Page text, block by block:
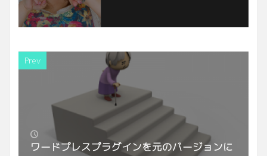
Prev
ワードプレスプラグインを元のバージョンに